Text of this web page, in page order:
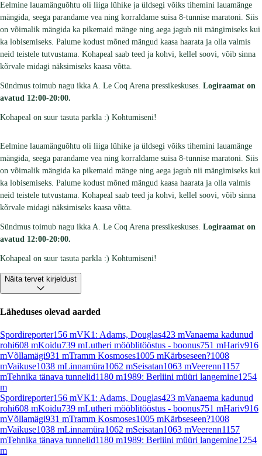
Eelmine lauamänguõhtu oli liiga lühike ja üldsegi võiks tihemini lauamänge
mängida, seega parandame vea ning korraldame suisa 8-tunnise maratoni. Siis
on võimalik mängida ka pikemaid mänge ning aega jagub nii mängimiseks kui
ka lobisemiseks. Palume kodust mõned mängud kaasa haarata ja olla valmis
neid teistele tutvustama. Kohapeal saab teed ja kohvi, kellel soovi, võib sinna
kõrvale midagi näksimiseks kaasa võtta.
Sündmus toimub nagu ikka A. Le Coq Arena pressikeskuses. Logiraamat on
avatud 12:00-20:00.
Kohapeal on suur tasuta parkla :) Kohtumiseni!
Eelmine lauamänguõhtu oli liiga lühike ja üldsegi võiks tihemini lauamänge
mängida, seega parandame vea ning korraldame suisa 8-tunnise maratoni. Siis
on võimalik mängida ka pikemaid mänge ning aega jagub nii mängimiseks kui
ka lobisemiseks. Palume kodust mõned mängud kaasa haarata ja olla valmis
neid teistele tutvustama. Kohapeal saab teed ja kohvi, kellel soovi, võib sinna
kõrvale midagi näksimiseks kaasa võtta.
Sündmus toimub nagu ikka A. Le Coq Arena pressikeskuses. Logiraamat on
avatud 12:00-20:00.
Kohapeal on suur tasuta parkla :) Kohtumiseni!
Näita tervet kirjeldust
Läheduses olevad aarded
Spordireporter156 mVK1: Adams, Douglas423 mVanaema kadunud
rohi608 mKoidu739 mLutheri mööblitööstus - boonus751 mHariv916
mVõllamägi931 mTramm Kosmoses1005 mKärbseseen?1008
mVaikuse1038 mLinnamüra1062 mSeisatan1063 mVeerenn1157
mTehnika tänava tunnelid1180 m1989: Berliini müüri langemine1254
m
Spordireporter156 mVK1: Adams, Douglas423 mVanaema kadunud
rohi608 mKoidu739 mLutheri mööblitööstus - boonus751 mHariv916
mVõllamägi931 mTramm Kosmoses1005 mKärbseseen?1008
mVaikuse1038 mLinnamüra1062 mSeisatan1063 mVeerenn1157
mTehnika tänava tunnelid1180 m1989: Berliini müüri langemine1254
m